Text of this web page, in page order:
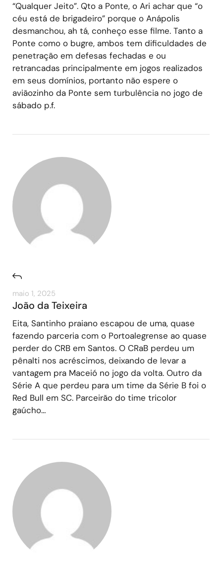
“Qualquer Jeito”. Qto a Ponte, o Ari achar que “o
céu está de brigadeiro” porque o Anápolis
desmanchou, ah tá, conheço esse filme. Tanto a
Ponte como o bugre, ambos tem dificuldades de
penetração em defesas fechadas e ou
retrancadas principalmente em jogos realizados
em seus domínios, portanto não espere o
aviãozinho da Ponte sem turbulência no jogo de
sábado p.f.
maio 1, 2025
João da Teixeira
Eita, Santinho praiano escapou de uma, quase
fazendo parceria com o Portoalegrense ao quase
perder do CRB em Santos. O CRaB perdeu um
pênalti nos acréscimos, deixando de levar a
vantagem pra Maceió no jogo da volta. Outro da
Série A que perdeu para um time da Série B foi o
Red Bull em SC. Parceirão do time tricolor
gaúcho…